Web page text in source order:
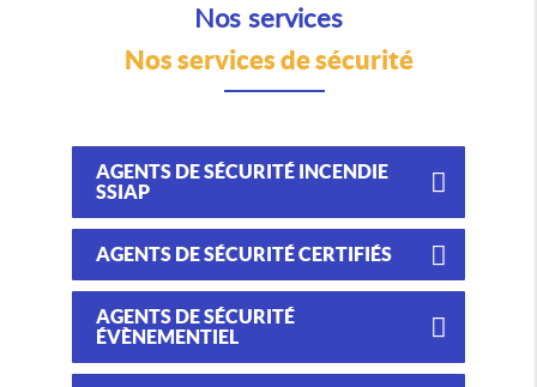
Nos services
Nos services de sécurité
AGENTS DE SÉCURITÉ INCENDIE
SSIAP
AGENTS DE SÉCURITÉ CERTIFIÉS
AGENTS DE SÉCURITÉ
ÉVÈNEMENTIEL